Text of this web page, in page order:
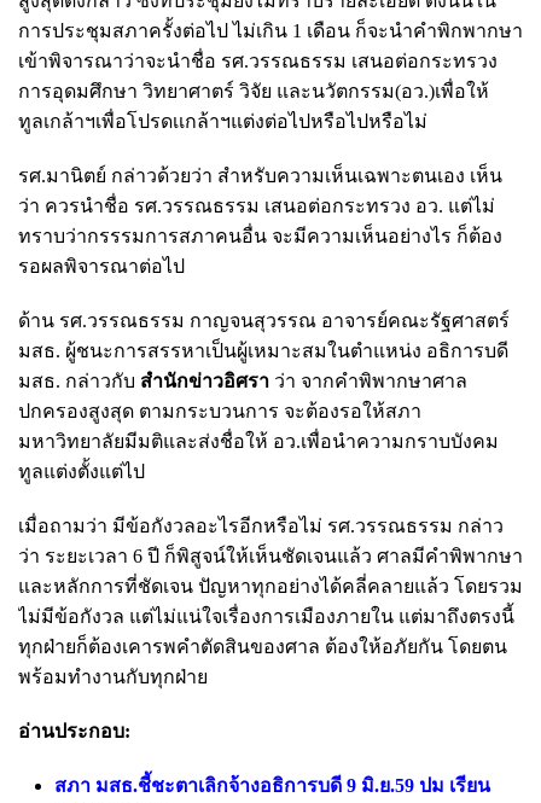
การประชุมสภาครั้งต่อไป ไม่เกิน 1 เดือน ก็จะนำคำพิกพากษา
เข้าพิจารณาว่าจะนำชื่อ รศ.วรรณธรรม เสนอต่อกระทรวง
การอุดมศึกษา วิทยาศาตร์ วิจัย และนวัตกรรม(อว.)เพื่อให้
ทูลเกล้าฯเพื่อโปรดเเกล้าฯแต่งต่อไปหรือไปหรือไม่
รศ.มานิตย์ กล่าวด้วยว่า สำหรับความเห็นเฉพาะตนเอง เห็น
ว่า ควรนำชื่อ รศ.วรรณธรรม เสนอต่อกระทรวง อว. แต่ไม่
ทราบว่ากรรรมการสภาคนอื่น จะมีความเห็นอย่างไร ก็ต้อง
รอผลพิจารณาต่อไป
ด้าน รศ.วรรณธรรม กาญจนสุวรรณ อาจารย์คณะรัฐศาสตร์
มสธ. ผู้ชนะการสรรหาเป็นผู้เหมาะสมในตำแหน่ง อธิการบดี
มสธ. กล่าวกับ สำนักข่าวอิศรา ว่า จากคำพิพากษาศาล
ปกครองสูงสุด ตามกระบวนการ จะต้องรอให้สภา
มหาวิทยาลัยมีมติและส่งชื่อให้ อว.เพื่อนำความกราบบังคม
ทูลแต่งตั้งแต่ไป
เมื่อถามว่า มีข้อกังวลอะไรอีกหรือไม่ รศ.วรรณธรรม กล่าว
ว่า ระยะเวลา 6 ปี ก็พิสูจน์ให้เห็นชัดเจนแล้ว ศาลมีคำพิพากษา
และหลักการที่ชัดเจน ปัญหาทุกอย่างได้คลี่คลายแล้ว โดยรวม
ไม่มีข้อกังวล แต่ไม่แน่ใจเรื่องการเมืองภายใน แต่มาถึงตรงนี้
ทุกฝ่ายก็ต้องเคารพคำตัดสินของศาล ต้องให้อภัยกัน โดยตน
พร้อมทำงานกับทุกฝ่าย
อ่านประกอบ:
สภา มสธ.ชี้ชะตาเลิกจ้างอธิการบดี 9 มิ.ย.59 ปม เรียน